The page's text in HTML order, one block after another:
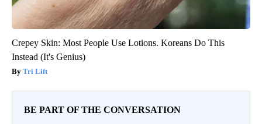
Crepey Skin: Most People Use Lotions. Koreans Do This
Instead (It's Genius)
Tri Lift
BE PART OF THE CONVERSATION